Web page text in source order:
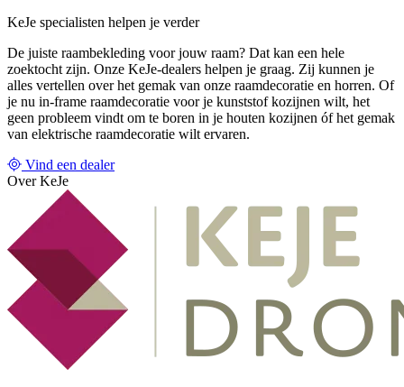
KeJe specialisten helpen je verder
De juiste raambekleding voor jouw raam? Dat kan een hele
zoektocht zijn. Onze KeJe-dealers helpen je graag. Zij kunnen je
alles vertellen over het gemak van onze raamdecoratie en horren. Of
je nu in-frame raamdecoratie voor je kunststof kozijnen wilt, het
geen probleem vindt om te boren in je houten kozijnen óf het gemak
van elektrische raamdecoratie wilt ervaren.
Vind een dealer
Over KeJe